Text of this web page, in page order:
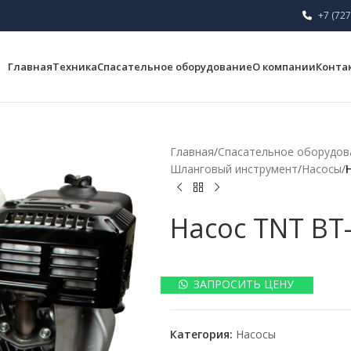
+7
ГлавнаяТехникаСпасательное оборудованиеО компании
Главная/Спасательное
Шланговый инструмент/Насосы/
Насос TNT
ЗАПРОСИТЬ ЦЕНУ
Категория: Насосы